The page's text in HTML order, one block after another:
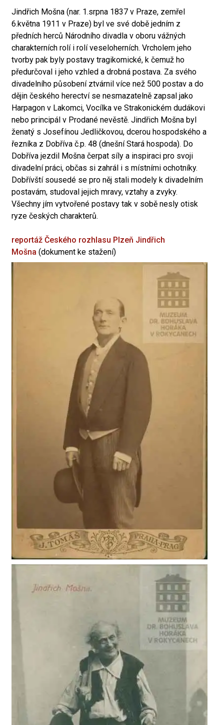
Jindřich Mošna (nar. 1.srpna 1837 v Praze, zemřel
6.května 1911 v Praze) byl ve své době jedním z
předních herců Národního divadla v oboru vážných
charakterních rolí i rolí veseloherních. Vrcholem jeho
tvorby pak byly postavy tragikomické, k čemuž ho
předurčoval i jeho vzhled a drobná postava. Za svého
divadelního působení ztvárnil více než 500 postav a do
dějin českého herectví se nesmazatelně zapsal jako
Harpagon v Lakomci, Vocílka ve Strakonickém dudákovi
nebo principál v Prodané nevěstě. Jindřich Mošna byl
ženatý s Josefínou Jedličkovou, dcerou hospodského a
řezníka z Dobříva č.p. 48 (dnešní Stará hospoda). Do
Dobříva jezdil Mošna čerpat síly a inspiraci pro svoji
divadelní práci, občas si zahrál i s místními ochotníky.
Dobřívští sousedé se pro něj stali modely k divadelním
postavám, studoval jejich mravy, vztahy a zvyky.
Všechny jím vytvořené postavy tak v sobě nesly otisk
ryze českých charakterů.
reportáž Českého rozhlasu Plzeň Jindřich
Mošna (dokument ke stažení)